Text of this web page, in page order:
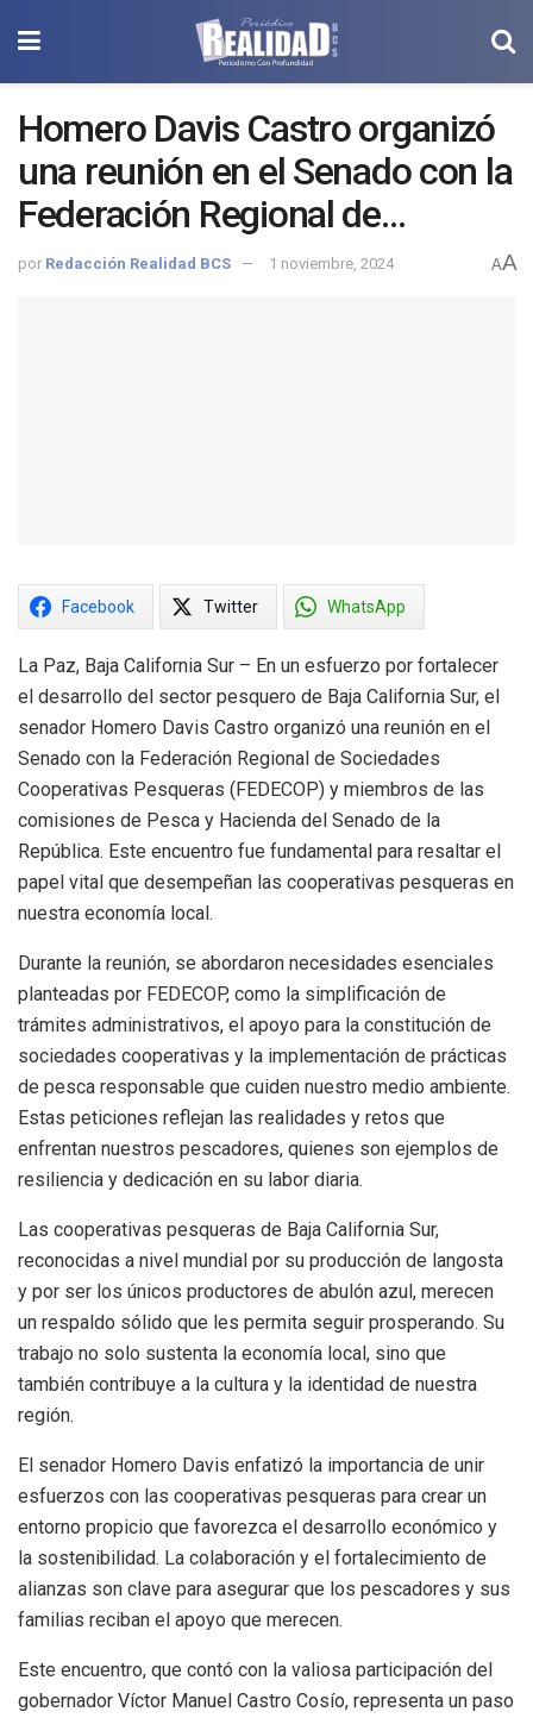
Homero Davis Castro organizó
una reunión en el Senado con la
Federación Regional de
Sociedades Cooperativas
por Redacción Realidad BCS 1 noviembre, 2024 AA
Facebook Twitter WhatsApp
La Paz, Baja California Sur – En un esfuerzo por fortalecer
el desarrollo del sector pesquero de Baja California Sur, el
senador Homero Davis Castro organizó una reunión en el
Senado con la Federación Regional de Sociedades
Cooperativas Pesqueras (FEDECOP) y miembros de las
comisiones de Pesca y Hacienda del Senado de la
República. Este encuentro fue fundamental para resaltar el
papel vital que desempeñan las cooperativas pesqueras en
nuestra economía local.
Durante la reunión, se abordaron necesidades esenciales
planteadas por FEDECOP, como la simplificación de
trámites administrativos, el apoyo para la constitución de
sociedades cooperativas y la implementación de prácticas
de pesca responsable que cuiden nuestro medio ambiente.
Estas peticiones reflejan las realidades y retos que
enfrentan nuestros pescadores, quienes son ejemplos de
resiliencia y dedicación en su labor diaria.
Las cooperativas pesqueras de Baja California Sur,
reconocidas a nivel mundial por su producción de langosta
y por ser los únicos productores de abulón azul, merecen
un respaldo sólido que les permita seguir prosperando. Su
trabajo no solo sustenta la economía local, sino que
también contribuye a la cultura y la identidad de nuestra
región.
El senador Homero Davis enfatizó la importancia de unir
esfuerzos con las cooperativas pesqueras para crear un
entorno propicio que favorezca el desarrollo económico y
la sostenibilidad. La colaboración y el fortalecimiento de
alianzas son clave para asegurar que los pescadores y sus
familias reciban el apoyo que merecen.
Este encuentro, que contó con la valiosa participación del
gobernador Víctor Manuel Castro Cosío, representa un paso